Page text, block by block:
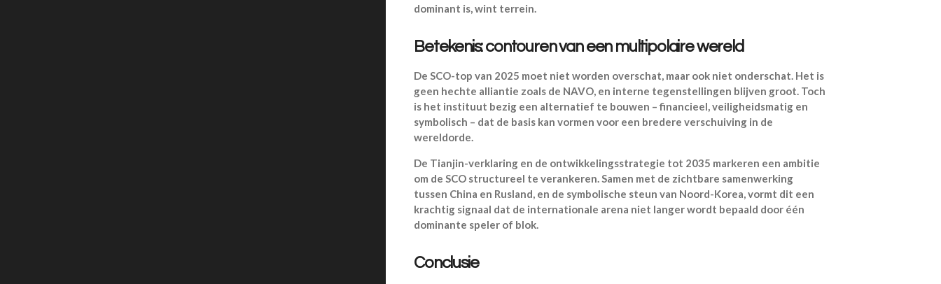
dominant is, wint terrein.
Betekenis: contouren van een multipolaire wereld
De SCO-top van 2025 moet niet worden overschat, maar ook niet onderschat. Het is
geen hechte alliantie zoals de NAVO, en interne tegenstellingen blijven groot. Toch
is het instituut bezig een alternatief te bouwen – financieel, veiligheidsmatig en
symbolisch – dat de basis kan vormen voor een bredere verschuiving in de
wereldorde.
De Tianjin-verklaring en de ontwikkelingsstrategie tot 2035 markeren een ambitie
om de SCO structureel te verankeren. Samen met de zichtbare samenwerking
tussen China en Rusland, en de symbolische steun van Noord-Korea, vormt dit een
krachtig signaal dat de internationale arena niet langer wordt bepaald door één
dominante speler of blok.
Conclusie